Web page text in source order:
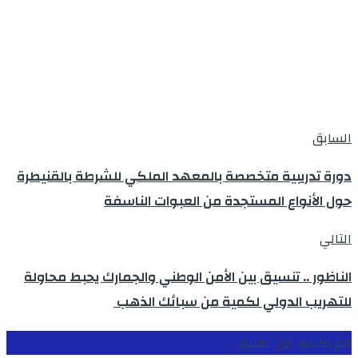
السابق
دورة تدريبية متخصصة بالمعهد الملكي للشرطة بالقنيطرة
حول الأنواع المستجدة من العبوات الناسفة
التالي
الناظور .. تنسيق بين الأمن الوطني والجمارك يحبط محاولة
للتهريب الدولي لكمية من سبائك الذهب
قم بكتابة اول تعليق